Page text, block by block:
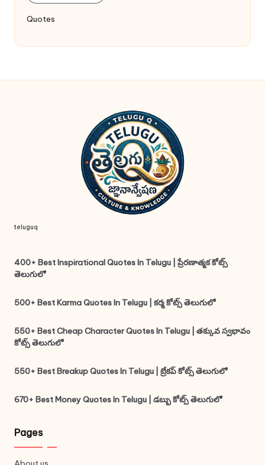
Quotes
teluguq
400+ Best Inspirational Quotes In Telugu | ప్రేరణాత్మక కోట్స్
తెలుగులో
500+ Best Karma Quotes In Telugu | కర్మ కోట్స్ తెలుగులో
550+ Best Cheap Character Quotes In Telugu | తక్కువ స్వభావం
కోట్స్ తెలుగులో
550+ Best Breakup Quotes In Telugu | బ్రేకప్ కోట్స్ తెలుగులో
670+ Best Money Quotes In Telugu | డబ్బు కోట్స్ తెలుగులో
Pages